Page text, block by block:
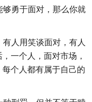
勇于面对，那么你就
人用笑谈面对，有人
一个人，面对市场，
个人都有属于自己的